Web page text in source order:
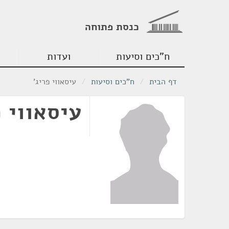
כנסת פתוחה
ח"כים וסיעות ועדות
דף הבית / ח"כים וסיעות / עיסאווי פריג'